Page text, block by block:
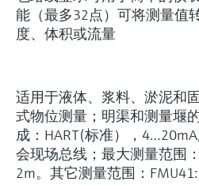
能（最多32点）可将测量值
度、体积或流量
适用于液体、浆料、淤泥和
式物位测量；明渠和测量堰
成：HART(标准），4…20mA,
会现场总线；最大测量范围
2m。其它测量范围：